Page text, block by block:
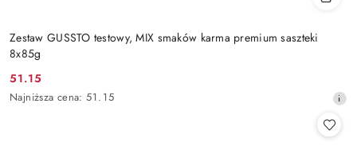
Zestaw GUSSTO testowy, MIX smaków karma premium saszteki
8x85g
Cena
promocyjna:
51.15
Najniższa
Najniższa cena: 51.15